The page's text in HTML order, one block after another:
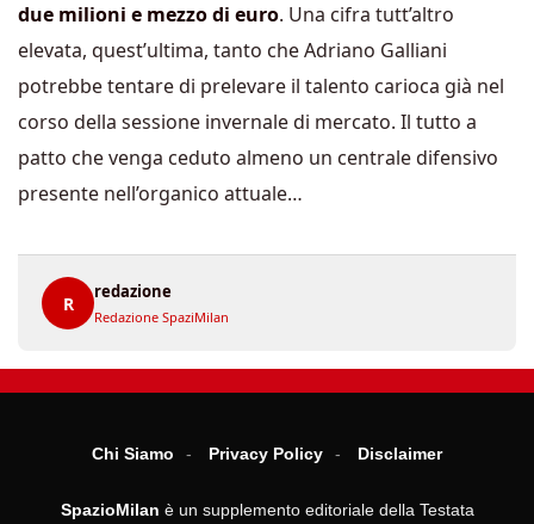
due milioni e mezzo di euro. Una cifra tutt’altro
elevata, quest’ultima, tanto che Adriano Galliani
potrebbe tentare di prelevare il talento carioca già nel
corso della sessione invernale di mercato. Il tutto a
patto che venga ceduto almeno un centrale difensivo
presente nell’organico attuale…
R
redazione
Redazione SpaziMilan
Chi Siamo Privacy Policy Disclaimer
SpazioMilan è un supplemento editoriale della Testata